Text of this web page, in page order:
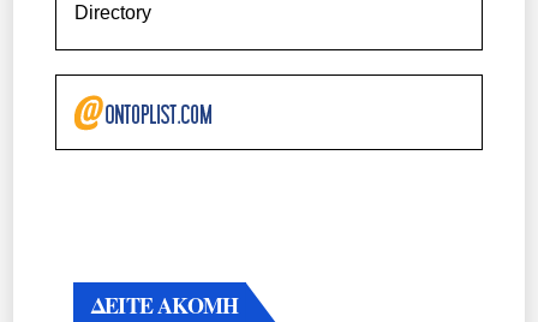
Directory
ΔΕΙΤΕ ΑΚΟΜΗ